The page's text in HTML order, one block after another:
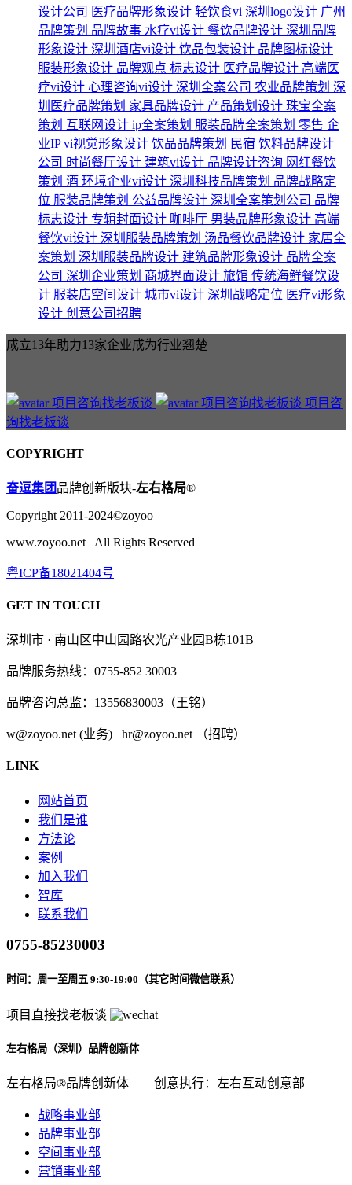
设计公司 医疗品牌形象设计 轻饮食vi 深圳logo设计 广州
品牌策划 品牌故事 水疗vi设计 餐饮品牌设计 深圳品牌
形象设计 深圳酒店vi设计 饮品包装设计 品牌图标设计
服装形象设计 品牌观点 标志设计 医疗品牌设计 高端医
疗vi设计 心理咨询vi设计 深圳全案公司 农业品牌策划 深
圳医疗品牌策划 家具品牌设计 产品策划设计 珠宝全案
策划 互联网设计 ip全案策划 服装品牌全案策划 零售 企
业IPvi视觉形象设计 饮品品牌策划 民宿 饮料品牌设计
公司 时尚餐厅设计 建筑vi设计 品牌设计咨询 网红餐饮
策划 酒 环境企业vi设计 深圳科技品牌策划 品牌战略定
位 服装品牌策划 公益品牌设计 深圳全案策划公司 品牌
标志设计 专辑封面设计 咖啡厅 男装品牌形象设计 高端
餐饮vi设计 深圳服装品牌策划 汤品餐饮品牌设计 家居全
案策划 深圳服装品牌设计 建筑品牌形象设计 品牌全案
公司 深圳企业策划 商城界面设计 旅馆 传统海鲜餐饮设
计 服装店空间设计 城市vi设计 深圳战略定位 医疗vi形象
设计 创意公司招聘
成立13年助力13家企业成为行业翘楚
项目咨
询找老板谈
COPYRIGHT
奋逗集团品牌创新版块-左右格局®
Copyright 2011-2024©zoyoo
www.zoyoo.net All Rights Reserved
粤ICP备18021404号
GET IN TOUCH
深圳市 · 南山区中山园路农光产业园B栋101B
品牌服务热线：0755-852 30003
品牌咨询总监：13556830003（王铭）
w@zoyoo.net (业务) hr@zoyoo.net （招聘）
LINK
网站首页
我们是谁
方法论
案例
加入我们
智库
联系我们
0755-85230003
时间：周一至周五 9:30-19:00（其它时间微信联系）
项目直接找老板谈
左右格局（深圳）品牌创新体
左右格局®品牌创新体 创意执行：左右互动创意部
战略事业部
品牌事业部
空间事业部
营销事业部